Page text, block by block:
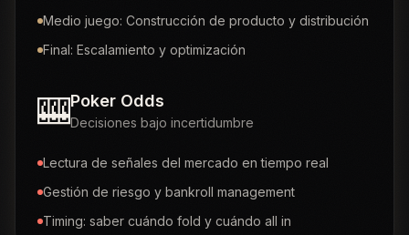
Medio juego: Construcción de producto y distribución
Final: Escalamiento y optimización
🎰Poker Odds
Decisiones bajo incertidumbre
Lectura de señales del mercado en tiempo real
Gestión de riesgo y bankroll management
Timing: saber cuándo fold y cuándo all in